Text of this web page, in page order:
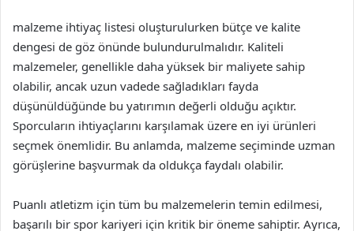
malzeme ihtiyaç listesi oluşturulurken bütçe ve kalite
dengesi de göz önünde bulundurulmalıdır. Kaliteli
malzemeler, genellikle daha yüksek bir maliyete sahip
olabilir, ancak uzun vadede sağladıkları fayda
düşünüldüğünde bu yatırımın değerli olduğu açıktır.
Sporcuların ihtiyaçlarını karşılamak üzere en iyi ürünleri
seçmek önemlidir. Bu anlamda, malzeme seçiminde uzman
görüşlerine başvurmak da oldukça faydalı olabilir.
Puanlı atletizm için tüm bu malzemelerin temin edilmesi,
başarılı bir spor kariyeri için kritik bir öneme sahiptir. Ayrıca,